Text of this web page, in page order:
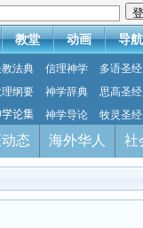
教堂 动画 导航
法典 信理神学
多语圣经
纲要 神学辞典
思高圣经
论集 神学导论 牧灵圣经
态 海外华人 社